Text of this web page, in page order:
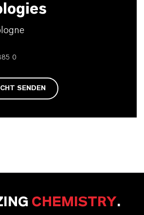
0
SENDEN
CHEMISTRY.